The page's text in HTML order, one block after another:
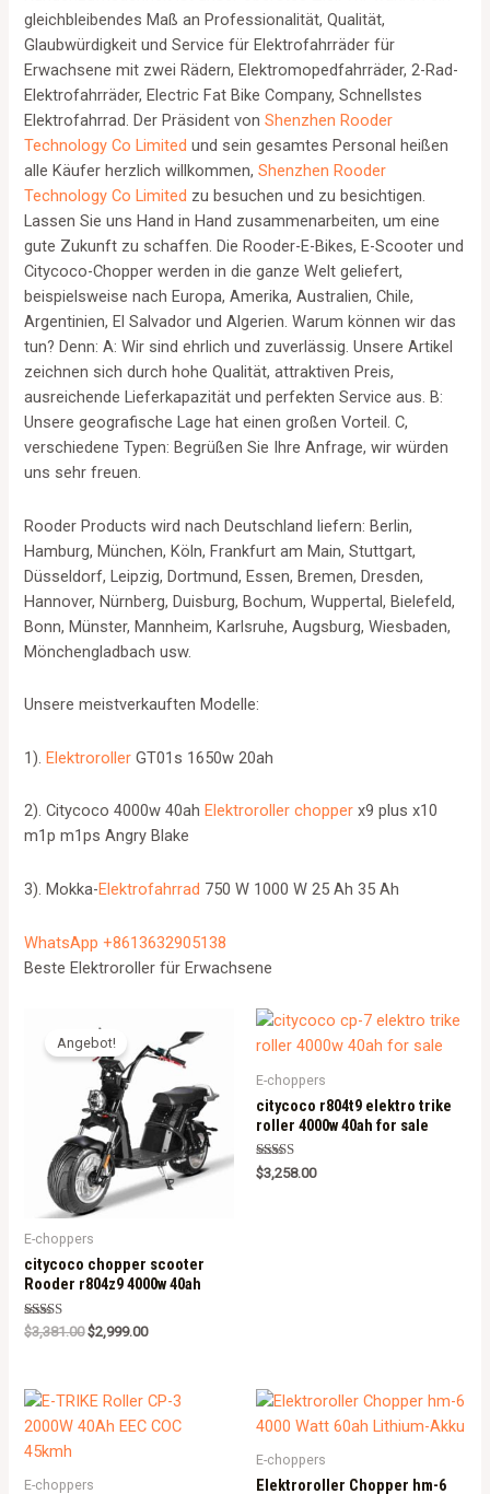
gleichbleibendes Maß an Professionalität, Qualität,
Glaubwürdigkeit und Service für Elektrofahrräder für
Erwachsene mit zwei Rädern, Elektromopedfahrräder, 2-Rad-
Elektrofahrräder, Electric Fat Bike Company, Schnellstes
Elektrofahrrad. Der Präsident vonShenzhen Rooder
Technology Co Limited und sein gesamtes Personal heißen
alle Käufer herzlich willkommen,Shenzhen Rooder
Technology Co Limited zu besuchen und zu besichtigen.
Lassen Sie uns Hand in Hand zusammenarbeiten, um eine
gute Zukunft zu schaffen. Die Rooder-E-Bikes, E-Scooter und
Citycoco-Chopper werden in die ganze Welt geliefert,
beispielsweise nach Europa, Amerika, Australien, Chile,
Argentinien, El Salvador und Algerien. Warum können wir das
tun? Denn: A: Wir sind ehrlich und zuverlässig. Unsere Artikel
zeichnen sich durch hohe Qualität, attraktiven Preis,
ausreichende Lieferkapazität und perfekten Service aus. B:
Unsere geografische Lage hat einen großen Vorteil. C,
verschiedene Typen: Begrüßen Sie Ihre Anfrage, wir würden
uns sehr freuen.
Rooder Products wird nach Deutschland liefern: Berlin,
Hamburg, München, Köln, Frankfurt am Main, Stuttgart,
Düsseldorf, Leipzig, Dortmund, Essen, Bremen, Dresden,
Hannover, Nürnberg, Duisburg, Bochum, Wuppertal, Bielefeld,
Bonn, Münster, Mannheim, Karlsruhe, Augsburg, Wiesbaden,
Mönchengladbach usw.
Unsere meistverkauften Modelle:
1).Elektroroller GT01s 1650w 20ah
2). Citycoco 4000w 40ah Elektroroller chopper x9 plus x10
m1p m1ps Angry Blake
3). Mokka-Elektrofahrrad 750 W 1000 W 25 Ah 35 Ah
WhatsApp +8613632905138
Beste Elektroroller für Erwachsene
Angebot!
E-choppers
citycoco chopper scooter
Rooder r804z9 4000w 40ah
Rated
5.00
$3,381.00 $2,999.00
E-choppers
citycoco r804t9 elektro trike
roller 4000w 40ah for sale
Rated
5.00
$3,258.00
E-choppers
E-choppers
Elektroroller Chopper hm-6